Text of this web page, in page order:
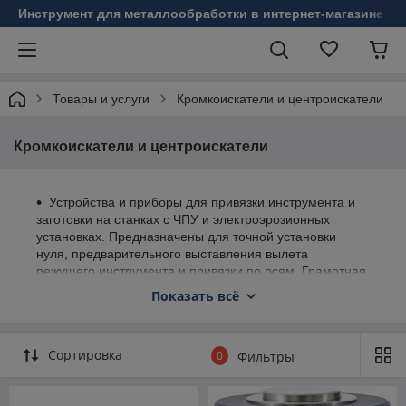
Инструмент для металлообработки в интернет-магазине
Товары и услуги Кромкоискатели и центроискатели
Кромкоискатели и центроискатели
Устройства и приборы для привязки инструмента и
заготовки на станках с ЧПУ и электроэрозионных
установках. Предназначены для точной установки
нуля, предварительного выставления вылета
режущего инструмента и привязки по осям. Грамотная
привязка предотвращает повреждение станка и
инструмента и обеспечивает соответствие размеров
работы по X, Y и Z, а также центроискатели для
Показать всё
Сортировка 0 Фильтры